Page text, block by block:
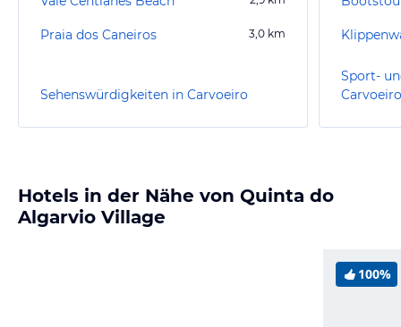
Praia dos Caneiros 3,0 km
Sehenswürdigkeiten in Carvoeiro
Sport-
Carvoeiro
Hotels in der Nähe von Quinta do
Algarvio Village
100%